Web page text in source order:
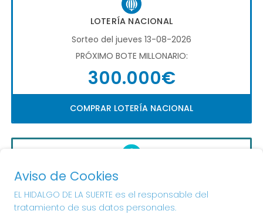
LOTERÍA NACIONAL
Sorteo del jueves 13-08-2026
PRÓXIMO BOTE MILLONARIO:
300.000€
COMPRAR LOTERÍA NACIONAL
QUINIGOL
Sorteo del día 16-08-2026
PRÓXIMO BOTE MILLONARIO:
Aviso de Cookies
EL HIDALGO DE LA SUERTE es el responsable del
tratamiento de sus datos personales.